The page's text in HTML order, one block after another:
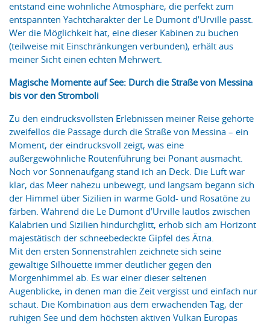
entstand eine wohnliche Atmosphäre, die perfekt zum
entspannten Yachtcharakter der Le Dumont d’Urville passt.
Wer die Möglichkeit hat, eine dieser Kabinen zu buchen
(teilweise mit Einschränkungen verbunden), erhält aus
meiner Sicht einen echten Mehrwert.
Magische Momente auf See: Durch die Straße von Messina
bis vor den Stromboli
Zu den eindrucksvollsten Erlebnissen meiner Reise gehörte
zweifellos die Passage durch die Straße von Messina – ein
Moment, der eindrucksvoll zeigt, was eine
außergewöhnliche Routenführung bei Ponant ausmacht.
Noch vor Sonnenaufgang stand ich an Deck. Die Luft war
klar, das Meer nahezu unbewegt, und langsam begann sich
der Himmel über Sizilien in warme Gold- und Rosatöne zu
färben. Während die Le Dumont d’Urville lautlos zwischen
Kalabrien und Sizilien hindurchglitt, erhob sich am Horizont
majestätisch der schneebedeckte Gipfel des Ätna.
Mit den ersten Sonnenstrahlen zeichnete sich seine
gewaltige Silhouette immer deutlicher gegen den
Morgenhimmel ab. Es war einer dieser seltenen
Augenblicke, in denen man die Zeit vergisst und einfach nur
schaut. Die Kombination aus dem erwachenden Tag, der
ruhigen See und dem höchsten aktiven Vulkan Europas